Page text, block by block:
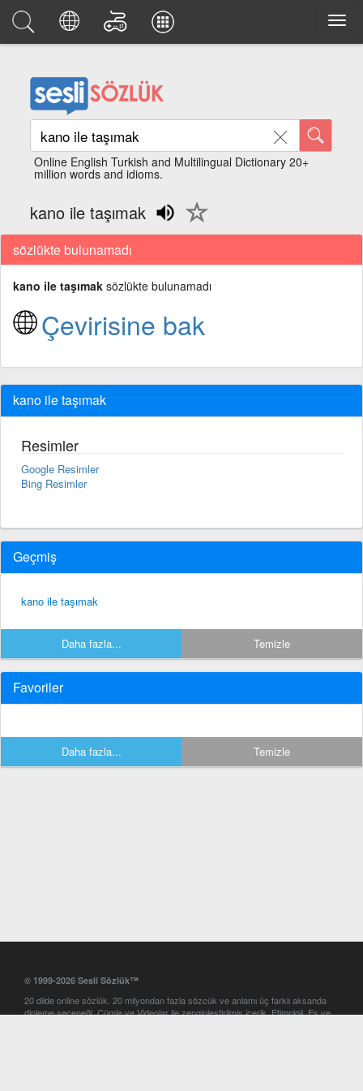
Online English Turkish and Multilingual Dictionary 20+
million words and idioms.
kano ile taşımak
sözlükte bulunamadı
kano ile taşımak sözlükte bulunamadı
Çevirisine bak
kano ile taşımak
Resimler
Google Resimler
Bing Resimler
Geçmiş
kano ile taşımak
Daha fazla... Temizle
Favoriler
Daha fazla... Temizle
© 1999-2026 Sesli Sözlük™
20 dilde online sözlük. 20 milyondan fazla sözcük ve anlamı üç farklı aksanda
dinleme seçeneği. Cümle ve Videolar ile zenginleştirilmiş içerik. Etimoloji, Eş ve